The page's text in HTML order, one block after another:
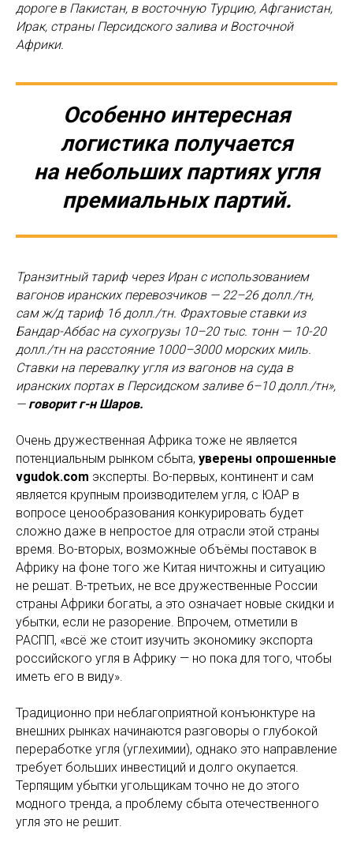
дороге в Пакистан, в восточную Турцию, Афганистан,
Ирак, страны Персидского залива и Восточной
Африки.
Особенно интересная
логистика получается
на небольших партиях угля
премиальных партий.
Транзитный тариф через Иран с использованием
вагонов иранских перевозчиков — 22–26 долл./тн,
сам ж/д тариф 16 долл./тн. Фрахтовые ставки из
Бандар-Аббас на сухогрузы 10–20 тыс. тонн — 10-20
долл./тн на расстояние 1000–3000 морских миль.
Ставки на перевалку угля из вагонов на суда в
иранских портах в Персидском заливе 6–10 долл./тн»,
— говорит г-н Шаров.
Очень дружественная Африка тоже не является
потенциальным рынком сбыта, уверены опрошенные
vgudok.com эксперты. Во-первых, континент и сам
является крупным производителем угля, с ЮАР в
вопросе ценообразования конкурировать будет
сложно даже в непростое для отрасли этой страны
время. Во-вторых, возможные объёмы поставок в
Африку на фоне того же Китая ничтожны и ситуацию
не решат. В-третьих, не все дружественные России
страны Африки богаты, а это означает новые скидки и
убытки, если не разорение. Впрочем, отметили в
РАСПП, «всё же стоит изучить экономику экспорта
российского угля в Африку — но пока для того, чтобы
иметь его в виду».
Традиционно при неблагоприятной конъюнктуре на
внешних рынках начинаются разговоры о глубокой
переработке угля (углехимии), однако это направление
требует больших инвестиций и долго окупается.
Терпящим убытки угольщикам точно не до этого
модного тренда, а проблему сбыта отечественного
угля это не решит.